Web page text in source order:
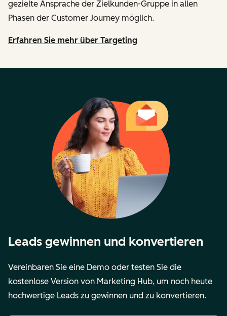
gezielte Ansprache der Zielkunden-Gruppe in allen
Phasen der Customer Journey möglich.
Erfahren Sie mehr über Targeting
Leads gewinnen und konvertieren
Vereinbaren Sie eine Demo oder testen Sie die
kostenlose Version von Marketing Hub, um noch heute
hochwertige Leads zu gewinnen und zu konvertieren.